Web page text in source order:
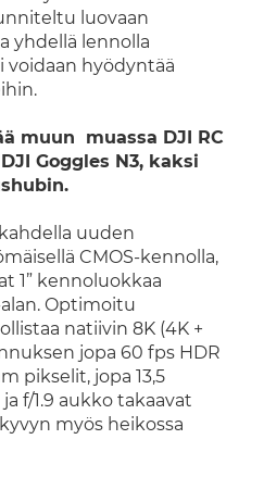
luovaan
yhdellä lennolla
hyödyntää
muun muassa DJI RC
Goggles N3, kaksi
uuden
CMOS-kennolla,
1” kennoluokkaa
Optimoitu
natiivin 8K (4K +
jopa 60 fps HDR
pikselit, jopa 13,5
f/1.9 aukko takaavat
myös heikossa